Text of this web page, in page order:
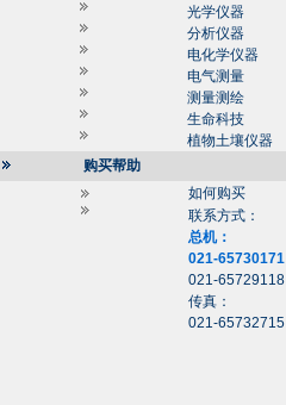
光学仪器
分析仪器
电化学仪器
电气测量
测量测绘
生命科技
植物土壤仪器
购买帮助
如何购买
联系方式：
总机：
021-65730171
021-65729118
传真：
021-65732715